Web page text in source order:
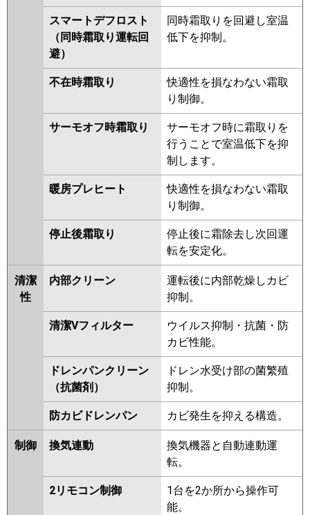
スマートデフロスト
（同時霜取り運転回
避）
同時霜取りを回避し室温
低下を抑制。
不在時霜取り
快適性を損なわない霜取
り制御。
サーモオフ時霜取り
サーモオフ時に霜取りを
行うことで室温低下を抑
制します。
暖房プレヒート
快適性を損なわない霜取
り制御。
停止後霜取り
停止後に霜除去し次回運
転を安定化。
清潔
性
内部クリーン
運転後に内部乾燥しカビ
抑制。
清潔Vフィルター
ウイルス抑制・抗菌・防
カビ性能。
ドレンパンクリーン
（抗菌剤）
ドレン水受け部の菌繁殖
抑制。
防カビドレンパン カビ発生を抑える構造。
制御 換気連動
換気機器と自動連動運
転。
2リモコン制御
1台を2か所から操作可
能。